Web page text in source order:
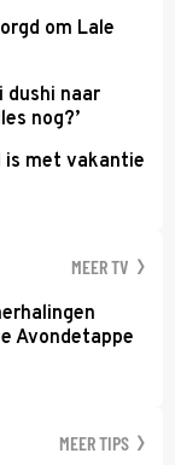
om Lale
dushi naar
nog?’
is met vakantie
MEER TV
Avondetappe
MEER TIPS